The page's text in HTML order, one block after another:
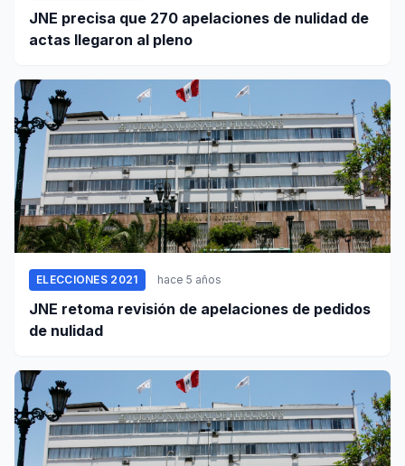
JNE precisa que 270 apelaciones de nulidad de
actas llegaron al pleno
ELECCIONES 2021 hace 5 años
JNE retoma revisión de apelaciones de pedidos
de nulidad